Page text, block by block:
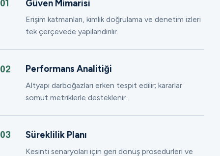
01 Güven Mimarisi
Erişim katmanları, kimlik doğrulama ve denetim izleri
tek çerçevede yapılandırılır.
02 Performans Analitiği
Altyapı darboğazları erken tespit edilir; kararlar
somut metriklerle desteklenir.
03 Süreklilik Planı
Kesinti senaryoları için geri dönüş prosedürleri ve